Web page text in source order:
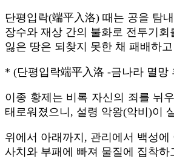
단평입락(端平入洛) 때는 공을 탐
장수와 재상 간의 불화로 전투기회
잃은 땅은 되찾지 못한 채 패배하
* (단평입락端平入洛 -금나라 멸망
이종 황제는 비록 자신의 죄를 뉘
태로워졌으니, 설령 악왕(악비)이
위에서 아래까지, 관리에서 백성에
사치와 부패에 빠져 물질에 집착하